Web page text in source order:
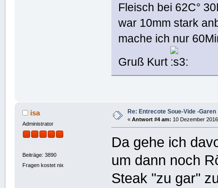
Fleisch bei 62C°
war 10mm stark
mache ich nur
Gruß Kurt
isa
Administrator
Beiträge: 3890
Fragen kostet nix
Re: Entrecote Soue-Vide -Garen
« Antwort #4 am: 10 Dezember
Da gehe ich
um dann noch
Steak "zu gar"